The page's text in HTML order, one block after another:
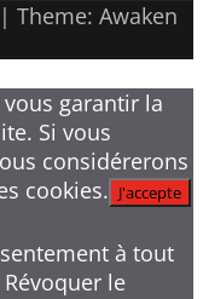
| Theme: Awaken
garantir la
Si vous
considérerons
cookies. J'accepte
à tout
le